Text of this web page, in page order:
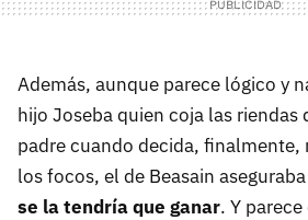
Además, aunque parece lógico y
hijo Joseba quien coja las riendas
padre cuando decida, finalmente,
los focos, el de Beasain
se la tendría que ganar. Y